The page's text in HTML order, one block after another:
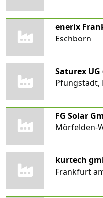
Eschborn
Saturex
Pfungstadt,
FG Solar
Mörfelden-
kurtech
Frankfurt